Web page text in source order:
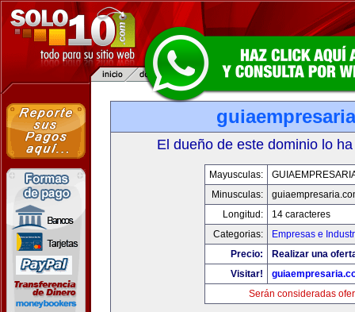
El dueño de este dominio lo
Mayusculas:
Minusculas:
Longitud:
14 caracteres
Categorias:
Empresas e
Precio:
Realizar una
Visitar!
Serán consideradas